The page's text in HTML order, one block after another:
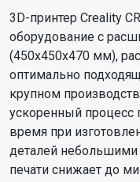
3D-принтер Creality
оборудование с
(450х450х470 мм),
оптимально
крупном
ускоренный процесс
время при
деталей небольшими
печати снижает до